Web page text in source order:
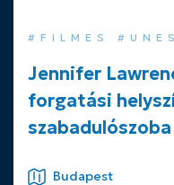
#FILMES
Jennifer
forgatási
szabadulószoba
Budapest